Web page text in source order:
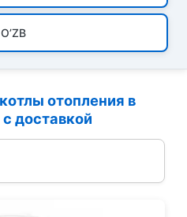
O’ZB
отопления в
доставкой